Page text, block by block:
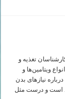
تغذیه و
ویتامین‌ها و
نیازهای بدن
است و درست مثل